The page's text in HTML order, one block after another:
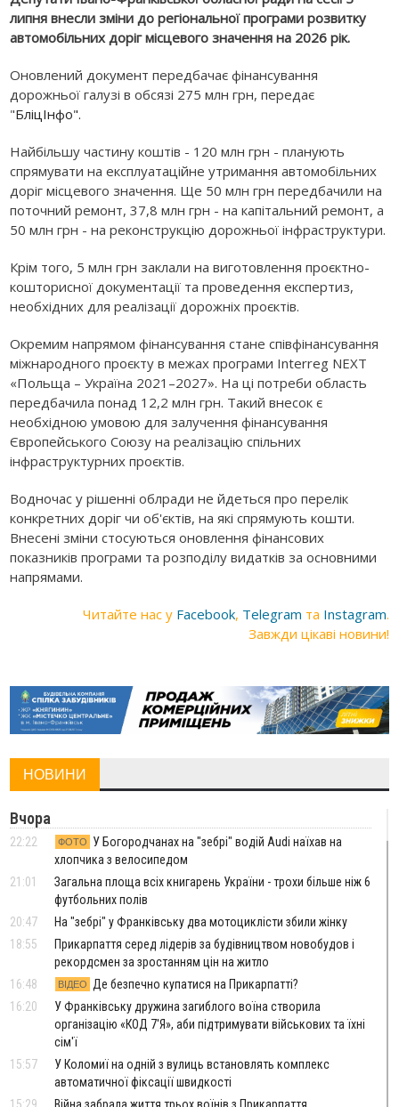
липня внесли зміни до регіональної програми розвитку
автомобільних доріг місцевого значення на 2026 рік.
Оновлений документ передбачає фінансування
дорожньої галузі в обсязі 275 млн грн, передає
"БліцІнфо".
Найбільшу частину коштів - 120 млн грн - планують
спрямувати на експлуатаційне утримання автомобільних
доріг місцевого значення. Ще 50 млн грн передбачили на
поточний ремонт, 37,8 млн грн - на капітальний ремонт, а
50 млн грн - на реконструкцію дорожньої інфраструктури.
Крім того, 5 млн грн заклали на виготовлення проєктно-
кошторисної документації та проведення експертиз,
необхідних для реалізації дорожніх проєктів.
Окремим напрямом фінансування стане співфінансування
міжнародного проєкту в межах програми Interreg NEXT
«Польща – Україна 2021–2027». На ці потреби область
передбачила понад 12,2 млн грн. Такий внесок є
необхідною умовою для залучення фінансування
Європейського Союзу на реалізацію спільних
інфраструктурних проєктів.
Водночас у рішенні облради не йдеться про перелік
конкретних доріг чи об'єктів, на які спрямують кошти.
Внесені зміни стосуються оновлення фінансових
показників програми та розподілу видатків за основними
напрямами.
Читайте нас у Facebook, Telegram та Instagram.
Завжди цікаві новини!
НОВИНИ
Вчора
22:22 ФОТО
У Богородчанах на "зебрі" водій Audi наїхав на
хлопчика з велосипедом
21:01
Загальна площа всіх книгарень України - трохи більше ніж 6
футбольних полів
20:47
На "зебрі" у Франківську два мотоциклісти збили жінку
18:55
Прикарпаття серед лідерів за будівництвом новобудов і
рекордсмен за зростанням цін на житло
16:48
ВІДЕО
Де безпечно купатися на Прикарпатті?
16:20
У Франківську дружина загиблого воїна створила
організацію «КОД 7'Я», аби підтримувати військових та їхні
сім'ї
15:57
У Коломиї на одній з вулиць встановлять комплекс
автоматичної фіксації швидкості
15:29
Війна забрала життя трьох воїнів з Прикарпаття